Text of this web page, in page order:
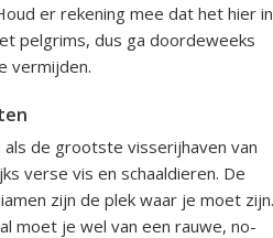
er rekening mee dat het hier in
pelgrims, dus ga doordeweeks
vermijden.
als de grootste visserijhaven van
verse vis en schaaldieren. De
zijn de plek waar je moet zijn.
moet je wel van een rauwe, no-